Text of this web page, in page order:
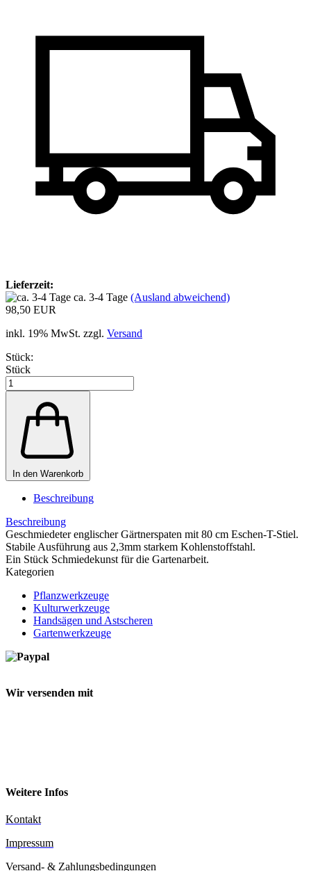
Lieferzeit:
ca. 3-4 Tage (Ausland abweichend)
98,50 EUR
inkl. 19% MwSt. zzgl. Versand
Stück:
Stück
In den Warenkorb
Beschreibung
Beschreibung
Geschmiedeter englischer Gärtnerspaten mit 80 cm Eschen-T-Stiel.
Stabile Ausführung aus 2,3mm starkem Kohlenstoffstahl.
Ein Stück Schmiedekunst für die Gartenarbeit.
Kategorien
Pflanzwerkzeuge
Kulturwerkzeuge
Handsägen und Astscheren
Gartenwerkzeuge
Wir versenden mit
Weitere Infos
Kontakt
Impressum
Versand- & Zahlungsbedingungen